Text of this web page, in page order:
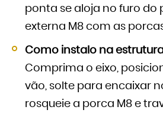
ponta se aloja no furo do
externa M8 com as
Como instalo na
Comprima o eixo,
vão, solte para encaixar
rosqueie a porca M8 e